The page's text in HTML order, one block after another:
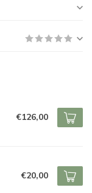
€126,00
€20,00